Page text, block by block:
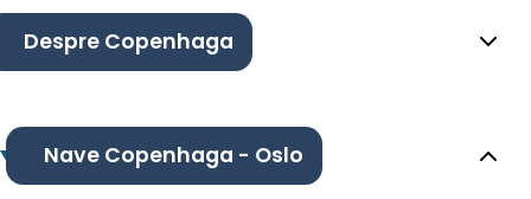
Despre Copenhaga
Nave Copenhaga - Oslo